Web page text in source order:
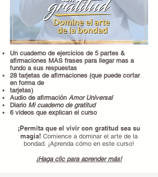
Un cuaderno de ejercicios de 5 partes &
afirmaciones MAS frases para llegar mas a
fundo a sus respuestas
28 tarjetas de afirmaciones (que puede cortar
en forma de
tarjetas)
Audio de afirmación Amor Universal
Diario Mi cuaderno de gratitud
6 videos que explican el curso
¡Permita que el vivir con gratitud sea su
magia! Comience a dominar el arte de la
bondad. ¡Aprenda cómo en este curso!
¡Haga clic para aprender más!